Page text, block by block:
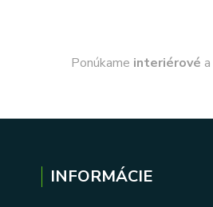
Ponúkame interiérové a
INFORMÁCIE